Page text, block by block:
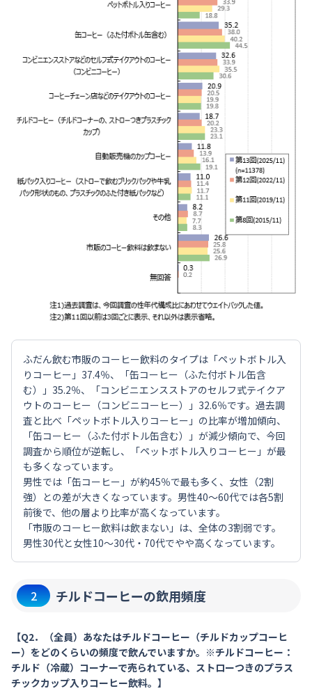
ふだん飲む市販のコーヒー飲料のタイプは「ペットボトル入
りコーヒー」37.4％、「缶コーヒー（ふた付ボトル缶含
む）」35.2％、「コンビニエンスストアのセルフ式テイクア
ウトのコーヒー（コンビニコーヒー）」32.6％です。過去調
査と比べ「ペットボトル入りコーヒー」の比率が増加傾向、
「缶コーヒー（ふた付ボトル缶含む）」が減少傾向で、今回
調査から順位が逆転し、「ペットボトル入りコーヒー」が最
も多くなっています。
男性では「缶コーヒー」が約45％で最も多く、女性（2割
強）との差が大きくなっています。男性40～60代では各5割
前後で、他の層より比率が高くなっています。
「市販のコーヒー飲料は飲まない」は、全体の3割弱です。
男性30代と女性10～30代・70代でやや高くなっています。
2 チルドコーヒーの飲用頻度
【Q2．（全員）あなたはチルドコーヒー（チルドカップコーヒ
ー）をどのくらいの頻度で飲んでいますか。※チルドコーヒー：
チルド（冷蔵）コーナーで売られている、ストローつきのプラス
チックカップ入りコーヒー飲料。】